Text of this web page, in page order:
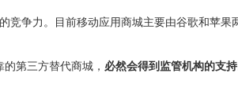
竞争力。目前移动应用商城主要由谷歌和苹果
第三方替代商城， 必然会得到监管机构的支持